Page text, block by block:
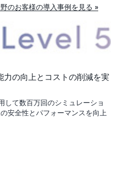
のお客様の導入事例を見る »
の向上とコストの削減を実
して数百万回のシミュレーショ
安全性とパフォーマンスを向上